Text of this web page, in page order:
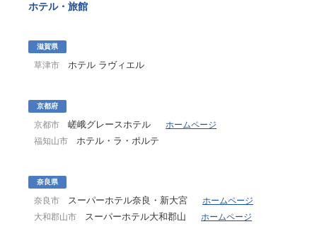
ホテル・旅館
滋賀県
草津市 ホテル ラヴィエル
京都府
京都市 嵯峨グレースホテル
ホームページ
福知山市
ホテル・ラ・ポルテ
奈良県
奈良市 スーパーホテル奈良・新大宮
ホームページ
大和郡山市
スーパーホテル大和郡山 ホームページ